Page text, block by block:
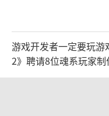
游戏开发者一定要玩游
2》聘请8位魂系玩家制
2026-07-22 10:31:08